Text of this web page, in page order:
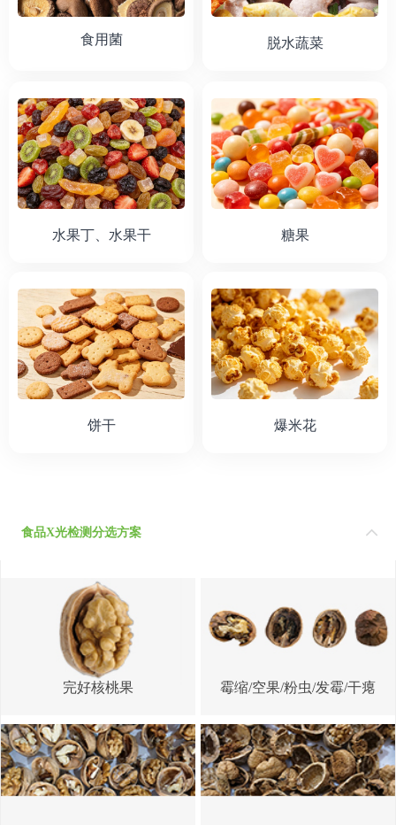
食品X光检测分选方案
完好核桃果 霉缩/空果/粉虫/发霉/干瘪
食用菌 脱水蔬菜
水果丁、水果干 糖果
饼干 爆米花